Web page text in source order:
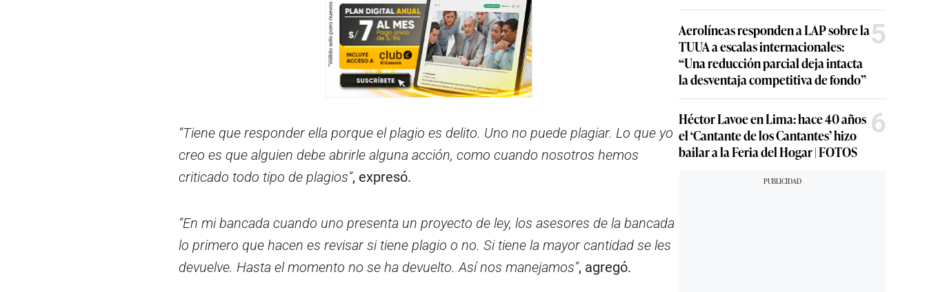
“Tiene que responder ella porque el plagio es delito. Uno no puede plagiar. Lo que yo
creo es que alguien debe abrirle alguna acción, como cuando nosotros hemos
criticado todo tipo de plagios”, expresó.
“En mi bancada cuando uno presenta un proyecto de ley, los asesores de la bancada
lo primero que hacen es revisar si tiene plagio o no. Si tiene la mayor cantidad se les
devuelve. Hasta el momento no se ha devuelto. Así nos manejamos”, agregó.
Aerolíneas responden a LAP sobre la
TUUA a escalas internacionales:
“Una reducción parcial deja intacta
la desventaja competitiva de fondo”
5
Héctor Lavoe en Lima: hace 40 años
el ‘Cantante de los Cantantes’ hizo
bailar a la Feria del Hogar | FOTOS
6